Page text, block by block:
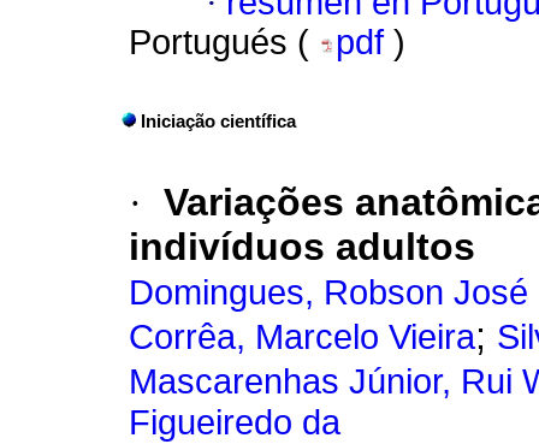
Portugués (
pdf )
Iniciação científica
· Variações
indivíduos adultos
Domingues, Robson José
Corrêa, Marcelo Vieira;
Mascarenhas Júnior, Rui
Figueiredo da